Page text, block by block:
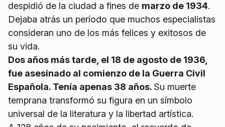
despidió de la ciudad a fines de marzo de 1934.
Dejaba atrás un período que muchos especialistas
consideran uno de los más felices y exitosos de
su vida.
Dos años más tarde, el 18 de agosto de 1936,
fue asesinado al comienzo de la Guerra Civil
Española. Tenía apenas 38 años. Su muerte
temprana transformó su figura en un símbolo
universal de la literatura y la libertad artística.